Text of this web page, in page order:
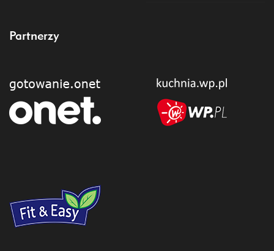
Partnerzy